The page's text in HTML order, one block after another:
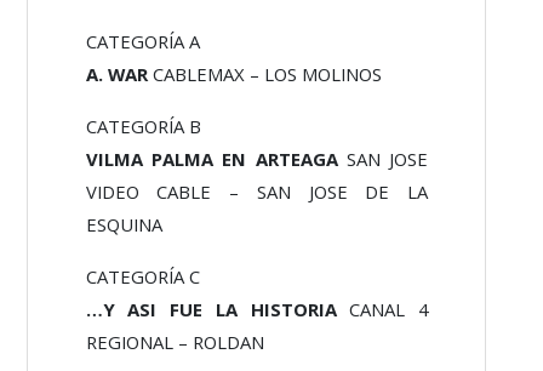
CATEGORÍA A
A. WARCABLEMAX – LOS MOLINOS
CATEGORÍA B
VILMA PALMA EN ARTEAGASAN JOSE
VIDEO CABLE – SAN JOSE DE LA
ESQUINA
CATEGORÍA C
…Y ASI FUE LA HISTORIACANAL 4
REGIONAL – ROLDAN